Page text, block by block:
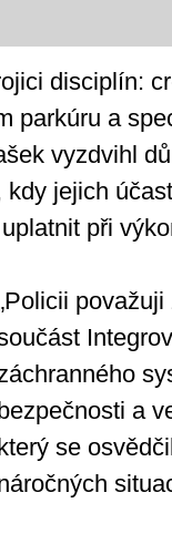
disciplín:
parkúru a
vyzdvihl
jejich
při
a
se